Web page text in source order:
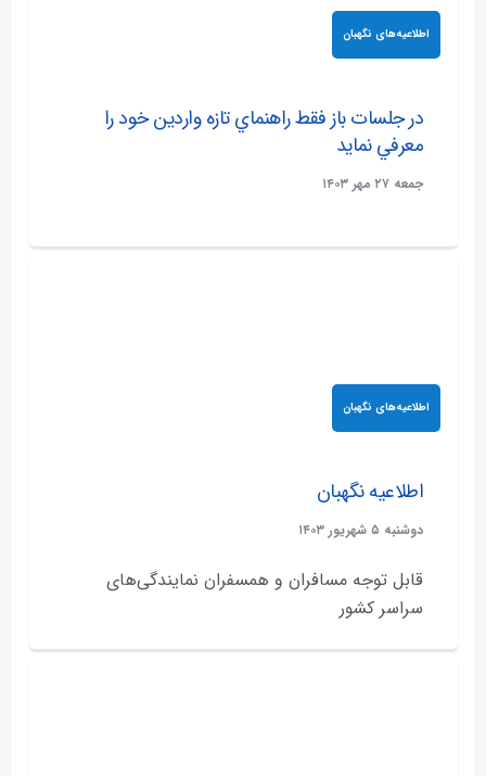
اطلاعیه‌های نگهبان
در جلسات باز فقط راهنماي تازه واردين خود را
معرفي نمايد
جمعه ۲۷ مهر ۱۴۰۳
اطلاعیه‌های نگهبان
اطلاعیه نگهبان
دوشنبه ۵ شهريور ۱۴۰۳
قابل توجه مسافران و همسفران نمایندگی‌های
سراسر کشور